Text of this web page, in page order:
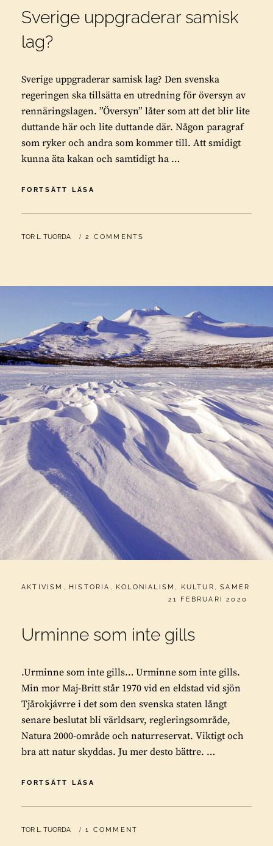
Sverige uppgraderar samisk
lag?
Sverige uppgraderar samisk lag? Den svenska
regeringen ska tillsätta en utredning för översyn av
rennäringslagen. ”Översyn” låter som att det blir lite
duttande här och lite duttande där. Någon paragraf
som ryker och andra som kommer till. Att smidigt
kunna äta kakan och samtidigt ha …
FORTSÄTT LÄSA
SAMISK
BY
TOR L. TUORDA 2 COMMENTS
CATEGORIES:
AKTIVISM , HISTORIA , KOLONIALISM , KULTUR ,SAMER
PUBLICERAT
21 FEBRUARI 2020
Urminne som inte gills
.Urminne som inte gills… Urminne som inte gills.
Min mor Maj-Britt står 1970 vid en eldstad vid sjön
Tjårokjávrre i det som den svenska staten långt
senare beslutat bli världsarv, regleringsområde,
Natura 2000-område och naturreservat. Viktigt och
bra att natur skyddas. Ju mer desto bättre. …
FORTSÄTT LÄSA
INTE
BY
TOR L. TUORDA 1 COMMENT